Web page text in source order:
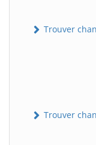
Trouver
Trouver